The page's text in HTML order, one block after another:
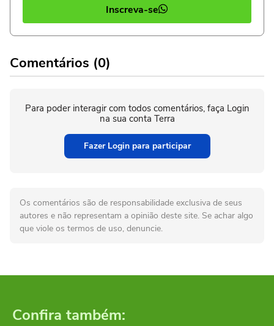
Inscreva-se
Comentários (0)
Para poder interagir com todos comentários, faça Login
na sua conta Terra
Fazer Login para participar
Os comentários são de responsabilidade exclusiva de seus
autores e não representam a opinião deste site. Se achar algo
que viole os termos de uso, denuncie.
Confira também: